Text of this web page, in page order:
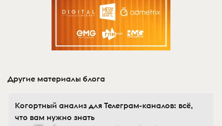
Другие материалы блога
Когортный анализ для Телеграм-каналов: всё,
что вам нужно знать